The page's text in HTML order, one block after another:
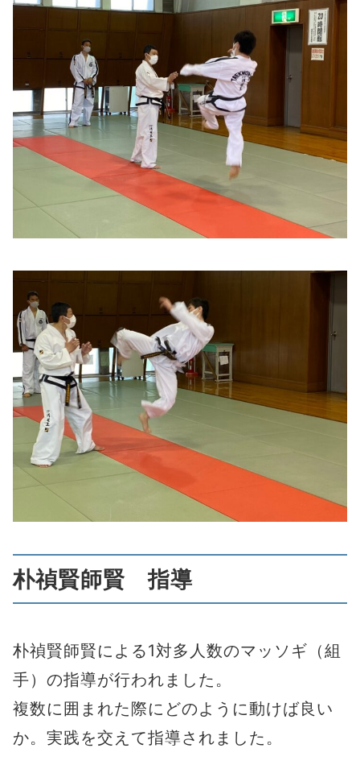
朴禎賢師賢 指導
朴禎賢師賢による1対多人数のマッソギ（組
手）の指導が行われました。
複数に囲まれた際にどのように動けば良い
か。実践を交えて指導されました。